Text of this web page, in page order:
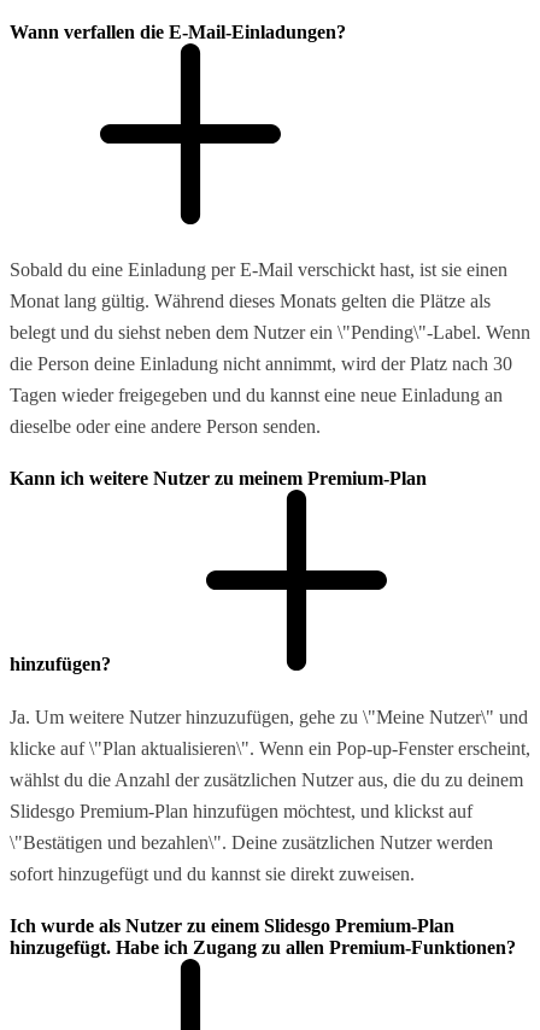
Wann verfallen die E-Mail-Einladungen?
Sobald du eine Einladung per E-Mail verschickt hast, ist sie einen
Monat lang gültig. Während dieses Monats gelten die Plätze als
belegt und du siehst neben dem Nutzer ein \"Pending\"-Label. Wenn
die Person deine Einladung nicht annimmt, wird der Platz nach 30
Tagen wieder freigegeben und du kannst eine neue Einladung an
dieselbe oder eine andere Person senden.
Kann ich weitere Nutzer zu meinem Premium-Plan
hinzufügen?
Ja. Um weitere Nutzer hinzuzufügen, gehe zu \"Meine Nutzer\" und
klicke auf \"Plan aktualisieren\". Wenn ein Pop-up-Fenster erscheint,
wählst du die Anzahl der zusätzlichen Nutzer aus, die du zu deinem
Slidesgo Premium-Plan hinzufügen möchtest, und klickst auf
\"Bestätigen und bezahlen\". Deine zusätzlichen Nutzer werden
sofort hinzugefügt und du kannst sie direkt zuweisen.
Ich wurde als Nutzer zu einem Slidesgo Premium-Plan
hinzugefügt. Habe ich Zugang zu allen Premium-Funktionen?